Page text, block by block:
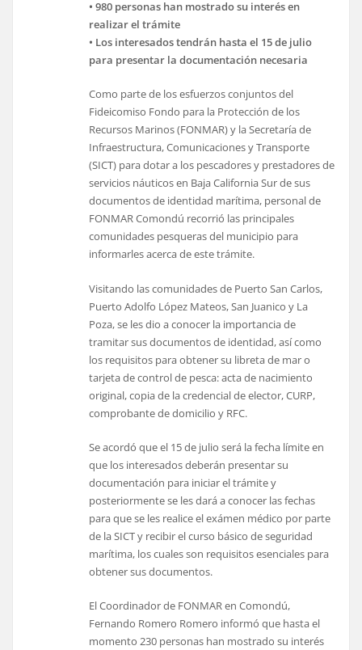
• 980 personas han mostrado su interés en
realizar el trámite
• Los interesados tendrán hasta el 15 de julio
para presentar la documentación necesaria
Como parte de los esfuerzos conjuntos del
Fideicomiso Fondo para la Protección de los
Recursos Marinos (FONMAR) y la Secretaría de
Infraestructura, Comunicaciones y Transporte
(SICT) para dotar a los pescadores y prestadores de
servicios náuticos en Baja California Sur de sus
documentos de identidad marítima, personal de
FONMAR Comondú recorrió las principales
comunidades pesqueras del municipio para
informarles acerca de este trámite.
Visitando las comunidades de Puerto San Carlos,
Puerto Adolfo López Mateos, San Juanico y La
Poza, se les dio a conocer la importancia de
tramitar sus documentos de identidad, así como
los requisitos para obtener su libreta de mar o
tarjeta de control de pesca: acta de nacimiento
original, copia de la credencial de elector, CURP,
comprobante de domicilio y RFC.
Se acordó que el 15 de julio será la fecha límite en
que los interesados deberán presentar su
documentación para iniciar el trámite y
posteriormente se les dará a conocer las fechas
para que se les realice el exámen médico por parte
de la SICT y recibir el curso básico de seguridad
marítima, los cuales son requisitos esenciales para
obtener sus documentos.
El Coordinador de FONMAR en Comondú,
Fernando Romero Romero informó que hasta el
momento 230 personas han mostrado su interés